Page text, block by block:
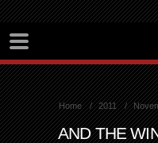
Home 2011
AND THE